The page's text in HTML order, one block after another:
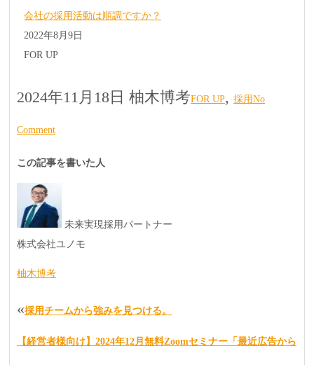
会社の採用活動は順調ですか？
2022年8月9日
FOR UP
2024年11月18日 柚木博考FOR UP, 採用No
Comment
この記事を書いた人
未来実現採用パートナー
株式会社ユノモ
柚木博考
«採用チームから強みを見つける。
【経営者様向け】2024年12月無料Zoomセミナー「最近広告から